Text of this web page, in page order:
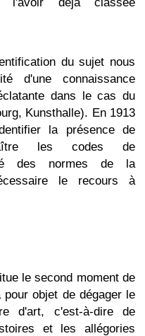
du sujet nous
d'une connaissance
dans le cas du
Kunsthalle). En 1913
la présence de
les codes de
des normes de la
le recours à
le second moment de
objet de dégager le
d'art, c'est-à-dire de
et les allégories